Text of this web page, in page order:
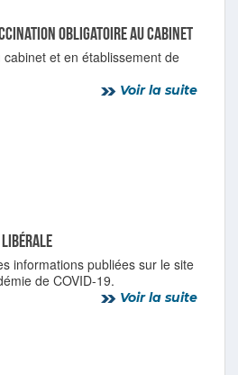
obligatoire au cabinet
cabinet et en établissement de
Voir la suite
libérale
informations publiées sur le site
de COVID-19.
Voir la suite